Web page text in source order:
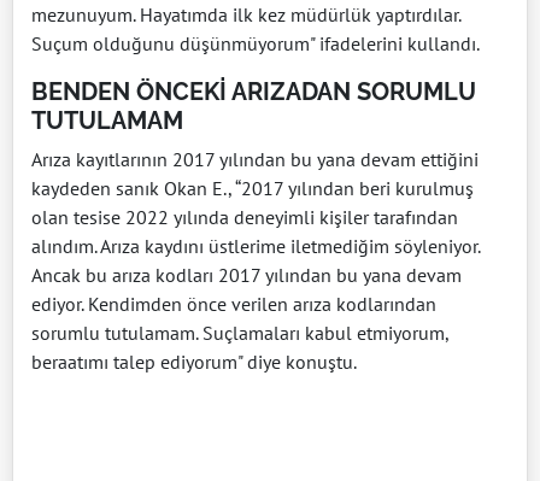
mezunuyum. Hayatımda ilk kez müdürlük yaptırdılar.
Suçum olduğunu düşünmüyorum" ifadelerini kullandı.
BENDEN ÖNCEKİ ARIZADAN SORUMLU
TUTULAMAM
Arıza kayıtlarının 2017 yılından bu yana devam ettiğini
kaydeden sanık Okan E., “2017 yılından beri kurulmuş
olan tesise 2022 yılında deneyimli kişiler tarafından
alındım. Arıza kaydını üstlerime iletmediğim söyleniyor.
Ancak bu arıza kodları 2017 yılından bu yana devam
ediyor. Kendimden önce verilen arıza kodlarından
sorumlu tutulamam. Suçlamaları kabul etmiyorum,
beraatımı talep ediyorum" diye konuştu.